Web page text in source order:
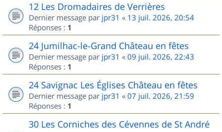
12 Les Dromadaires de Verrières
Dernier message par jpr31 « 13 juil. 2026, 20:54
Réponses : 1
24 Jumilhac-le-Grand Château en fêtes
Dernier message par jpr31 « 09 juil. 2026, 22:43
Réponses : 1
24 Savignac Les Églises Château en fêtes
Dernier message par jpr31 « 07 juil. 2026, 21:59
Réponses : 1
30 Les Corniches des Cévennes de St André